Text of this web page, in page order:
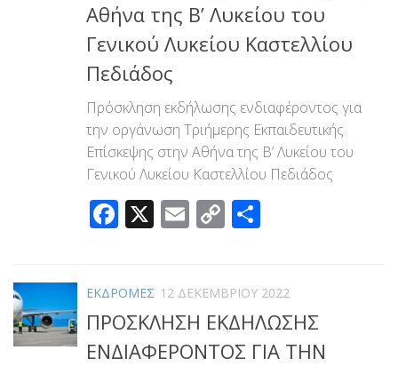
Αθήνα της Β’ Λυκείου του
Γενικού Λυκείου Καστελλίου
Πεδιάδος
Πρόσκληση εκδήλωσης ενδιαφέροντος για
την οργάνωση Τριήμερης Εκπαιδευτικής
Επίσκεψης στην Αθήνα της Β’ Λυκείου του
Γενικού Λυκείου Καστελλίου Πεδιάδος
Facebook
X Email
Copy
ΕΚΔΡΟΜΕΣ 12 ΔΕΚΕΜΒΡΊΟΥ 2022
ΠΡΟΣΚΛΗΣΗ ΕΚΔΗΛΩΣΗΣ
ΕΝΔΙΑΦΕΡΟΝΤΟΣ ΓΙΑ ΤΗΝ